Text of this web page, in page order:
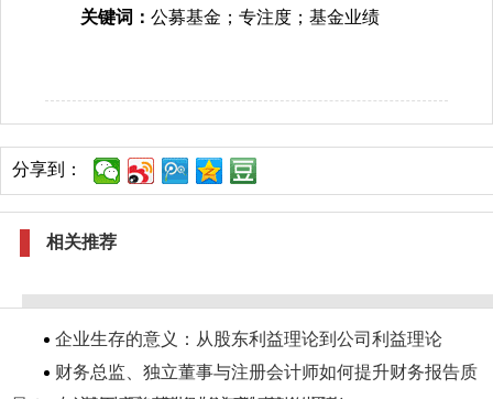
关键词： 公募基金；专注度；基金业绩
分享到：
相关推荐
企业生存的意义：从股东利益理论到公司利益理论
财务总监、独立董事与注册会计师如何提升财务报告质